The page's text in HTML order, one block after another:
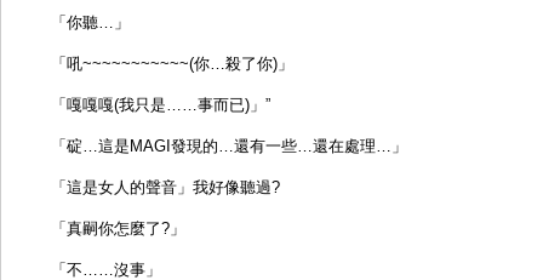
「你聽…」
「吼~~~~~~~~~~~(你…殺了你)」
「嘎嘎嘎(我只是……事而已)」”
「碇…這是MAGI發現的…還有一些…還在處理…」
「這是女人的聲音」我好像聽過?
「真嗣你怎麼了?」
「不……沒事」